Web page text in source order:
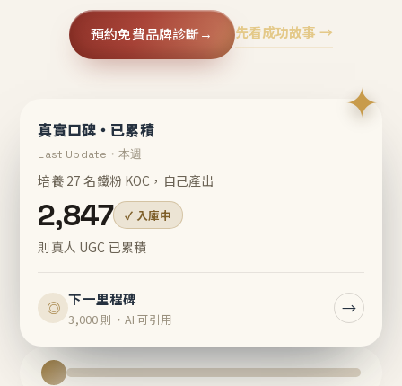
預約免費品牌診斷→ 先看成功故事 →
✦
真實口碑・已累積
Last Update・本週
培養 27 名鐵粉 KOC，自己產出
2,847 ✓ 入庫中
則真人 UGC 已累積
◎ 下一里程碑
3,000 則・AI 可引用
→